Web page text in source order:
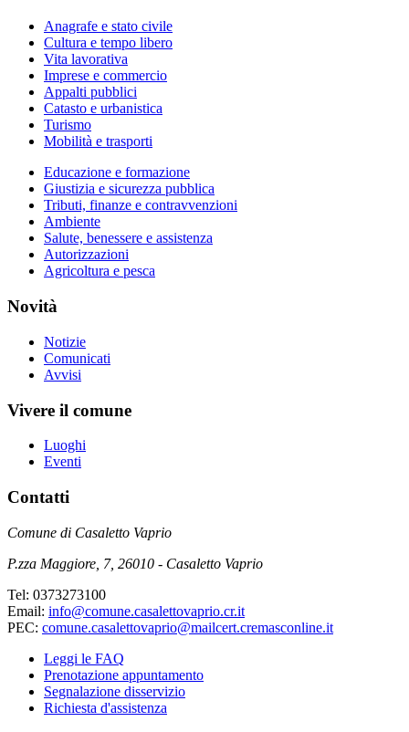
Anagrafe e stato civile
Cultura e tempo libero
Vita lavorativa
Imprese e commercio
Appalti pubblici
Catasto e urbanistica
Turismo
Mobilità e trasporti
Educazione e formazione
Giustizia e sicurezza pubblica
Tributi, finanze e contravvenzioni
Ambiente
Salute, benessere e assistenza
Autorizzazioni
Agricoltura e pesca
Novità
Notizie
Comunicati
Avvisi
Vivere il comune
Luoghi
Eventi
Contatti
Comune di Casaletto Vaprio
P.zza Maggiore, 7, 26010 - Casaletto Vaprio
Tel: 0373273100
Email: info@comune.casalettovaprio.cr.it
PEC: comune.casalettovaprio@mailcert.cremasconline.it
Leggi le FAQ
Prenotazione appuntamento
Segnalazione disservizio
Richiesta d'assistenza